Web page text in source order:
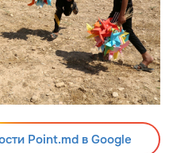
Point.md в Google